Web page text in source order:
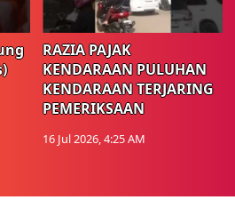
RAZIA PAJAK
KENDARAAN PULUHAN
KENDARAAN TERJARING
PEMERIKSAAN
16 Jul 2026, 4:25 AM